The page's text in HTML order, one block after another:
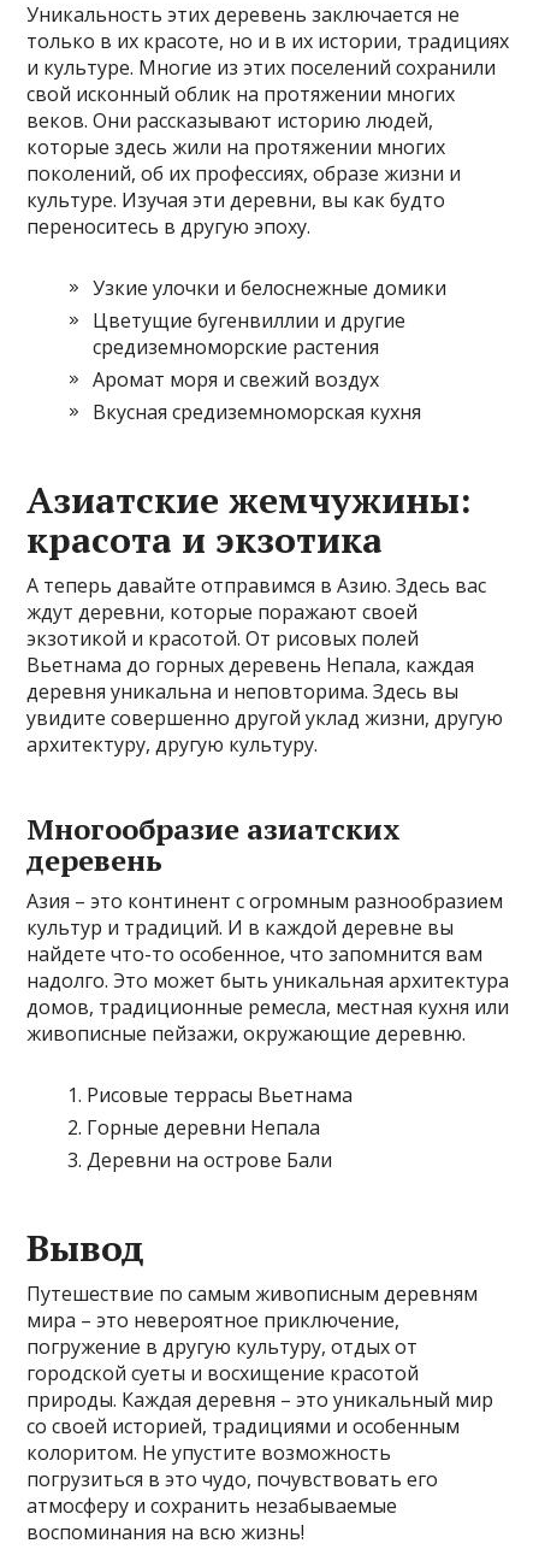
Уникальность этих деревень заключается не
только в их красоте, но и в их истории, традициях
и культуре. Многие из этих поселений сохранили
свой исконный облик на протяжении многих
веков. Они рассказывают историю людей,
которые здесь жили на протяжении многих
поколений, об их профессиях, образе жизни и
культуре. Изучая эти деревни, вы как будто
переноситесь в другую эпоху.
Узкие улочки и белоснежные домики
Цветущие бугенвиллии и другие
средиземноморские растения
Аромат моря и свежий воздух
Вкусная средиземноморская кухня
Азиатские жемчужины:
красота и экзотика
А теперь давайте отправимся в Азию. Здесь вас
ждут деревни, которые поражают своей
экзотикой и красотой. От рисовых полей
Вьетнама до горных деревень Непала, каждая
деревня уникальна и неповторима. Здесь вы
увидите совершенно другой уклад жизни, другую
архитектуру, другую культуру.
Многообразие азиатских
деревень
Азия – это континент с огромным разнообразием
культур и традиций. И в каждой деревне вы
найдете что-то особенное, что запомнится вам
надолго. Это может быть уникальная архитектура
домов, традиционные ремесла, местная кухня или
живописные пейзажи, окружающие деревню.
Рисовые террасы Вьетнама
Горные деревни Непала
Деревни на острове Бали
Вывод
Путешествие по самым живописным деревням
мира – это невероятное приключение,
погружение в другую культуру, отдых от
городской суеты и восхищение красотой
природы. Каждая деревня – это уникальный мир
со своей историей, традициями и особенным
колоритом. Не упустите возможность
погрузиться в это чудо, почувствовать его
атмосферу и сохранить незабываемые
воспоминания на всю жизнь!